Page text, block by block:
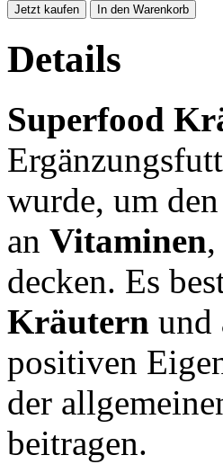
Jetzt kaufen In den Warenkorb
Details
Superfood
wurde, um
an Vitaminen,
decken. Es
Kräutern und
positiven
der
beitragen.